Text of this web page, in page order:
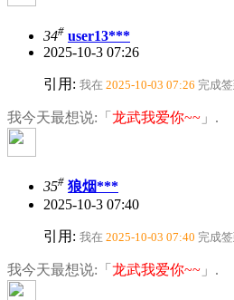
34# user13***
2025-10-3 07:26
引用: 我在 2025-10-03 07:26 完成
我今天最想说:「 龙武我爱你~~ 」.
35# 狼烟***
2025-10-3 07:40
引用: 我在 2025-10-03 07:40 完成
我今天最想说:「 龙武我爱你~~ 」.